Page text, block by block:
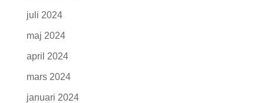
juli 2024
maj 2024
april 2024
mars 2024
januari 2024